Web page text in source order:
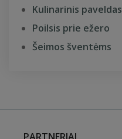
Kulinarinis paveldas
Poilsis prie ežero
Šeimos šventėms